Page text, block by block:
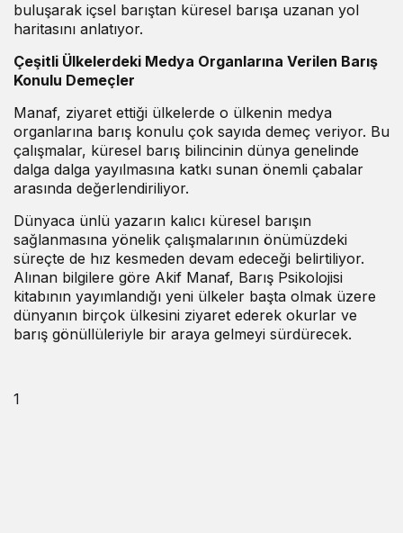
buluşarak içsel barıştan küresel barışa uzanan yol
haritasını anlatıyor.
Çeşitli Ülkelerdeki Medya Organlarına Verilen Barış
Konulu Demeçler
Manaf, ziyaret ettiği ülkelerde o ülkenin medya
organlarına barış konulu çok sayıda demeç veriyor. Bu
çalışmalar, küresel barış bilincinin dünya genelinde
dalga dalga yayılmasına katkı sunan önemli çabalar
arasında değerlendiriliyor.
Dünyaca ünlü yazarın kalıcı küresel barışın
sağlanmasına yönelik çalışmalarının önümüzdeki
süreçte de hız kesmeden devam edeceği belirtiliyor.
Alınan bilgilere göre Akif Manaf, Barış Psikolojisi
kitabının yayımlandığı yeni ülkeler başta olmak üzere
dünyanın birçok ülkesini ziyaret ederek okurlar ve
barış gönüllüleriyle bir araya gelmeyi sürdürecek.
1